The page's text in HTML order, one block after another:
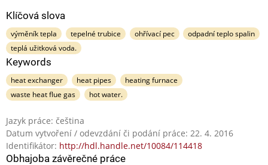
Klíčová slova
výměník tepla tepelné trubice ohřívací pec
odpadní teplo spalin
teplá užitková voda.
Keywords
heat exchanger heat pipes
heating furnace
waste heat flue gas
hot water.
Jazyk práce: čeština
Datum vytvoření / odevzdání či podání práce: 22. 4. 2016
Identifikátor: http://hdl.handle.net/10084/114418
Obhajoba závěrečné práce